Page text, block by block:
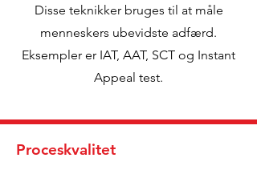
Disse teknikker bruges til at måle
menneskers ubevidste adfærd.
Eksempler er IAT, AAT, SCT og Instant
Appeal test.
Proceskvalitet